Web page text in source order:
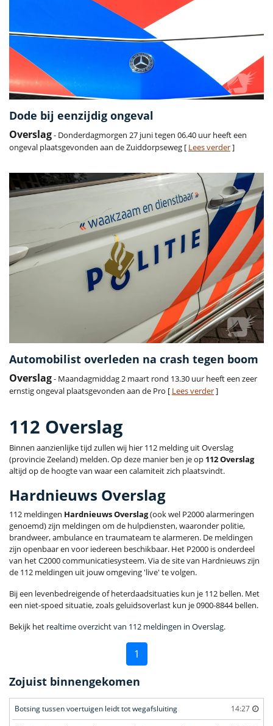
Dode bij eenzijdig ongeval
Overslag- Donderdagmorgen 27 juni tegen 06.40 uur heeft een
ongeval plaatsgevonden aan de Zuiddorpseweg [ Lees verder]
Automobilist overleden na crash tegen boom
Overslag- Maandagmiddag 2 maart rond 13.30 uur heeft een zeer
ernstig ongeval plaatsgevonden aan de Pro [ Lees verder]
112 Overslag
Binnen aanzienlijke tijd zullen wij hier 112 melding uit Overslag
(provincie Zeeland) melden. Op deze manier ben je op 112 Overslag
altijd op de hoogte van waar een calamiteit zich plaatsvindt.
Hardnieuws Overslag
112 meldingen Hardnieuws Overslag(ook wel P2000 alarmeringen
genoemd) zijn meldingen om de hulpdiensten, waaronder politie,
brandweer, ambulance en traumateam te alarmeren. De meldingen
zijn openbaar en voor iedereen beschikbaar. Het P2000 is onderdeel
van het C2000 communicatiesysteem. Via de site van Hardnieuws zijn
de 112 meldingen uit jouw omgeving 'live' te volgen.
Bij een levenbedreigende of heterdaadsituaties kun je 112 bellen. Met
een niet-spoed situatie, zoals geluidsoverlast kun je 0900-8844 bellen.
Bekijk het realtime overzicht van 112 meldingen in Overslag.
1
Zojuist binnengekomen
Botsing tussen voertuigen leidt tot wegafsluiting 14:27